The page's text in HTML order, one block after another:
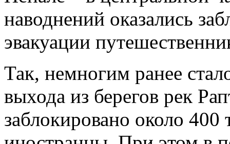
наводнений оказались
эвакуации
Так, немногим ранее
выхода из берегов рек
заблокировано около 400